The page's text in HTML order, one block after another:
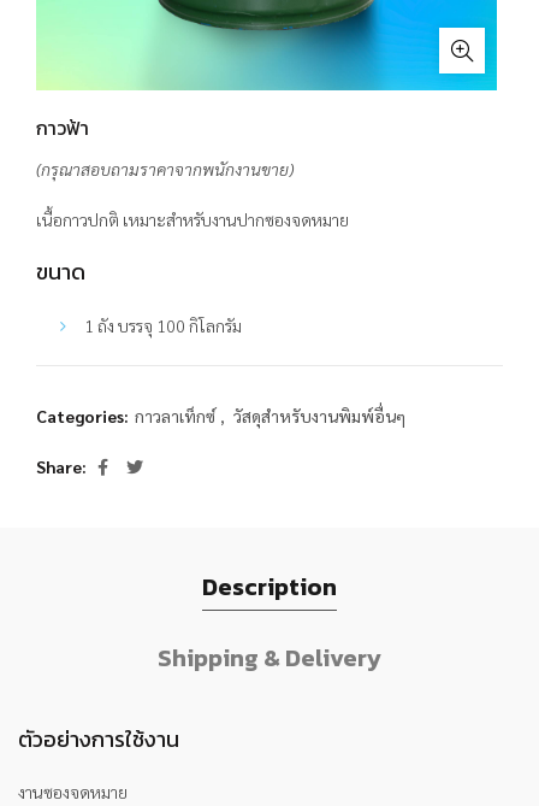
กาวฟ้า
(กรุณาสอบถามราคาจากพนักงานขาย)
เนื้อกาวปกติ เหมาะสำหรับงานปากซองจดหมาย
ขนาด
1 ถัง บรรจุ 100 กิโลกรัม
Categories: กาวลาเท็กซ์ , วัสดุสำหรับงานพิมพ์อื่นๆ
Share
Description
Shipping & Delivery
ตัวอย่างการใช้งาน
งานซองจดหมาย